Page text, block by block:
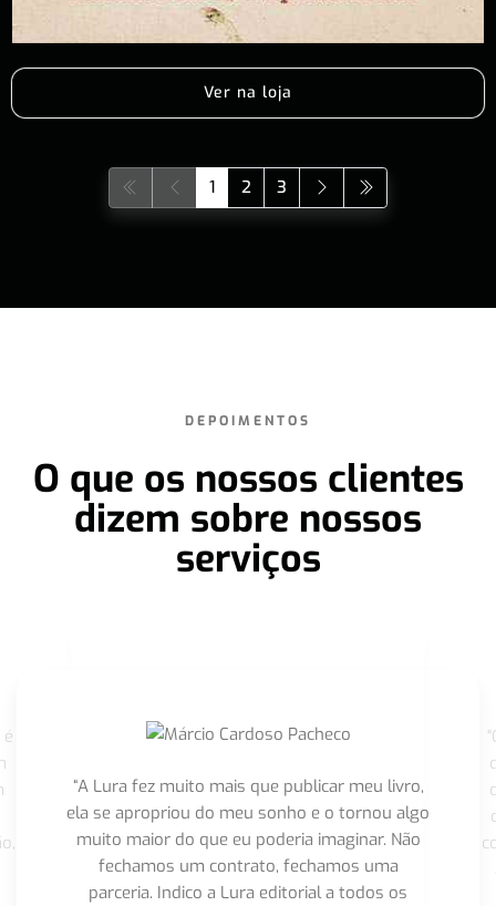
Ver na loja
1 2 3
DEPOIMENTOS
O que os nossos clientes
dizem sobre nossos
serviços
“A Lura fez muito mais que publicar meu livro,
ela se apropriou do meu sonho e o tornou algo
muito maior do que eu poderia imaginar. Não
fechamos um contrato, fechamos uma
parceria. Indico a Lura editorial a todos os